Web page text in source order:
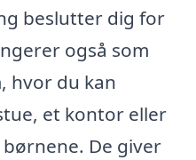
beslutter dig for
også som
hvor du kan
et kontor eller
De giver